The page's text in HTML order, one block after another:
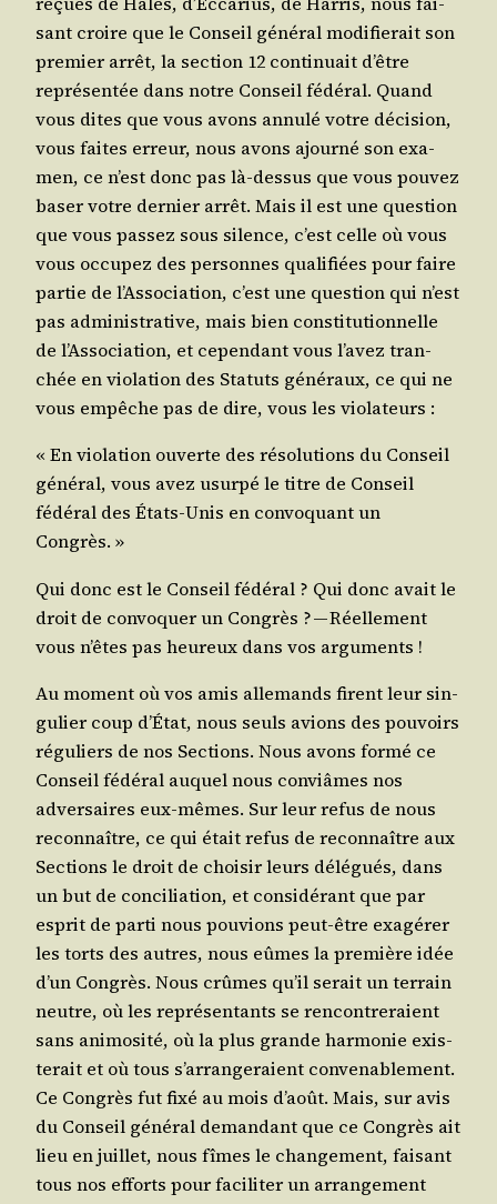
sant croire que le Conseil géné­ral modi­fie­rait son
pre­mier arrêt, la sec­tion 12 conti­nuait d’être
repré­sen­tée dans notre Conseil fédé­ral. Quand
vous dites que vous avons annu­lé votre déci­sion,
vous faites erreur, nous avons ajour­né son exa­
men, ce n’est donc pas là-des­sus que vous pou­vez
baser votre der­nier arrêt. Mais il est une ques­tion
que vous pas­sez sous silence, c’est celle où vous
vous occu­pez des per­sonnes qua­li­fiées pour faire
par­tie de l’As­so­cia­tion, c’est une ques­tion qui n’est
pas admi­nis­tra­tive, mais bien consti­tu­tion­nelle
de l’As­so­cia­tion, et cepen­dant vous l’a­vez tran­
chée en vio­la­tion des Sta­tuts géné­raux, ce qui ne
vous empêche pas de dire, vous les violateurs :
« En vio­la­tion ouverte des réso­lu­tions du Conseil
géné­ral, vous avez usur­pé le titre de Conseil
fédé­ral des États-Unis en convo­quant un
Congrès. »
Qui donc est le Conseil fédé­ral ? Qui donc avait le
droit de convo­quer un Congrès ? — Réel­le­ment
vous n’êtes pas heu­reux dans vos arguments !
Au moment où vos amis alle­mands firent leur sin­
gu­lier coup d’É­tat, nous seuls avions des pou­voirs
régu­liers de nos Sec­tions. Nous avons for­mé ce
Conseil fédé­ral auquel nous conviâmes nos
adver­saires eux-mêmes. Sur leur refus de nous
recon­naître, ce qui était refus de recon­naître aux
Sec­tions le droit de choi­sir leurs délé­gués, dans
un but de conci­lia­tion, et consi­dé­rant que par
esprit de par­ti nous pou­vions peut-être exa­gé­rer
les torts des autres, nous eûmes la pre­mière idée
d’un Congrès. Nous crûmes qu’il serait un ter­rain
neutre, où les repré­sen­tants se ren­con­tre­raient
sans ani­mo­si­té, où la plus grande har­mo­nie exis­
te­rait et où tous s’ar­ran­ge­raient conve­na­ble­ment.
Ce Congrès fut fixé au mois d’août. Mais, sur avis
du Conseil géné­ral deman­dant que ce Congrès ait
lieu en juillet, nous fîmes le chan­ge­ment, fai­sant
tous nos efforts pour faci­li­ter un arran­ge­ment